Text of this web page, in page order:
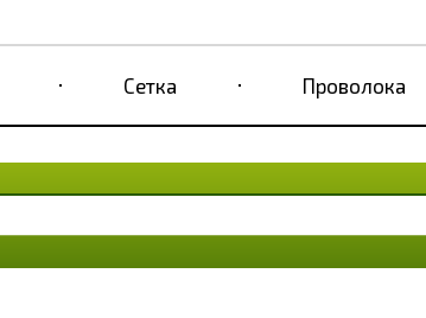
Сетка Проволока